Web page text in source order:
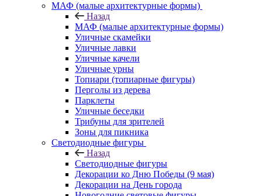
МАФ (малые архитектурные формы)
Назад
МАФ (малые архитектурные формы)
Уличные скамейки
Уличные лавки
Уличные качели
Уличные урны
Топиари (топиарные фигуры)
Перголы из дерева
Парклеты
Уличные беседки
Трибуны для зрителей
Зоны для пикника
Светодиодные фигуры
Назад
Светодиодные фигуры
Декорации ко Дню Победы (9 мая)
Декорации на День города